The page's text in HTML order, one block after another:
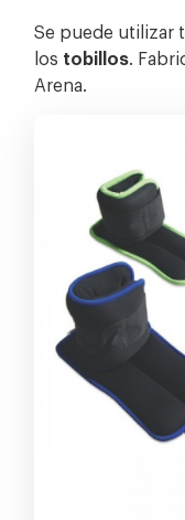
Se puede utilizar
los tobillos.
Arena.